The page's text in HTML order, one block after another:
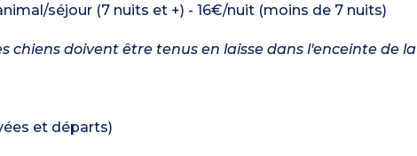
séjour (7 nuits et +) - 16€/nuit (moins de 7 nuits)
doivent être tenus en laisse dans l'enceinte de la
et départs)